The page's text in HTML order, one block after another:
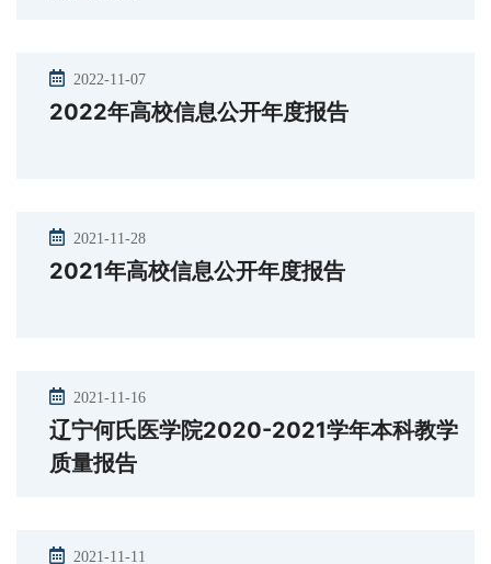
2022-11-07
2022年高校信息公开年度报告
2021-11-28
2021年高校信息公开年度报告
2021-11-16
辽宁何氏医学院2020-2021学年本科教学
质量报告
2021-11-11